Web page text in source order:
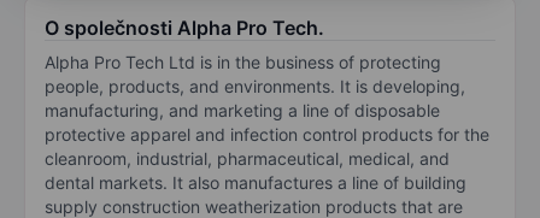
O společnosti Alpha Pro Tech.
Alpha Pro Tech Ltd is in the business of protecting
people, products, and environments. It is developing,
manufacturing, and marketing a line of disposable
protective apparel and infection control products for the
cleanroom, industrial, pharmaceutical, medical, and
dental markets. It also manufactures a line of building
supply construction weatherization products that are